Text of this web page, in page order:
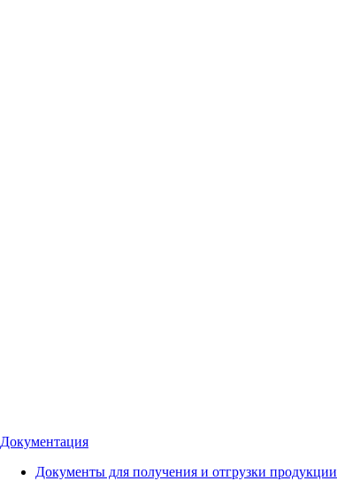
Документация
Документы для получения и отгрузки продукции